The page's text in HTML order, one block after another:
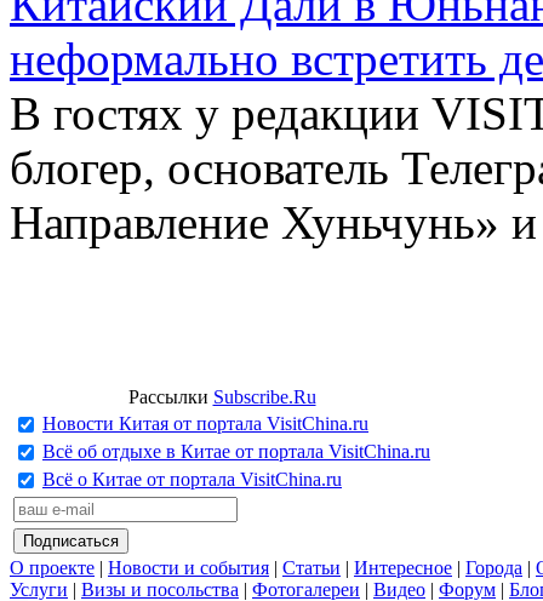
неформально встретить
В гостях у редакции
блогер, основатель
Направление Хуньчунь»
Рассылки Subscribe.Ru
Новости Китая от портала VisitChina.ru
Всё об отдыхе в Китае от портала VisitChina.ru
Всё о Китае от портала VisitChina.ru
О проекте | Новости и события | Статьи | Интересное | Города |
Услуги | Визы и посольства | Фотогалереи | Видео | Форум |